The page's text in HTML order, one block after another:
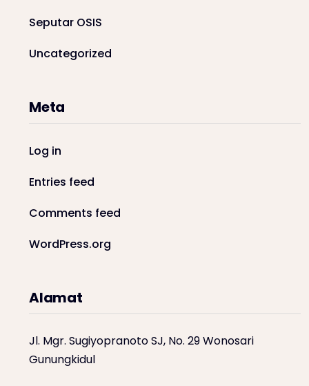
Seputar OSIS
Uncategorized
Meta
Log in
Entries feed
Comments feed
WordPress.org
Alamat
Jl. Mgr. Sugiyopranoto SJ, No. 29 Wonosari
Gunungkidul